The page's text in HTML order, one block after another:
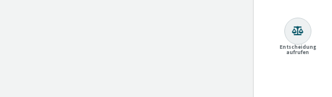
Entscheidung
aufrufen